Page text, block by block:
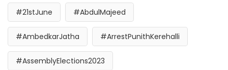
#21stJune #AbdulMajeed
#AmbedkarJatha #ArrestPunithKerehalli
#AssemblyElections2023